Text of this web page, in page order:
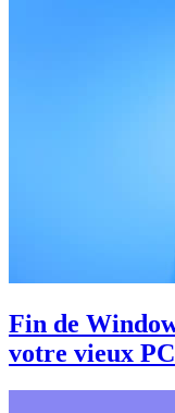
Fin de
votre vieux PC